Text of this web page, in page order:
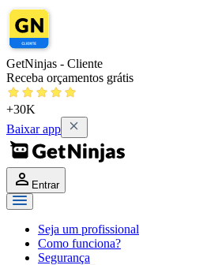
GetNinjas - Cliente
Receba orçamentos grátis
+30K
Baixar app
Entrar
Seja um profissional
Como funciona?
Segurança